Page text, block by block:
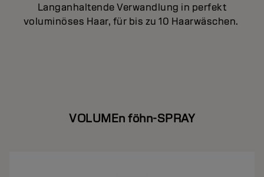
Langanhaltende Verwandlung in perfekt
voluminöses Haar, für bis zu 10 Haarwäschen.
VOLUMEn föhn-SPRAY